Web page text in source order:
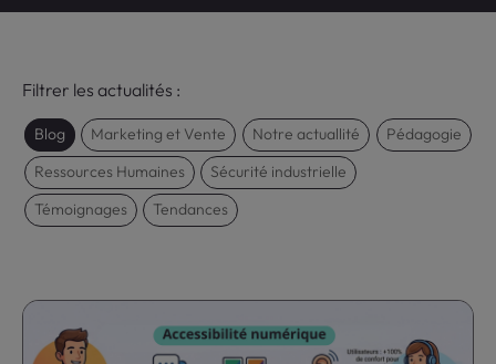
Filtrer les actualités :
Blog Marketing et Vente Notre actuallité
Pédagogie
Ressources Humaines
Sécurité industrielle
Témoignages
Tendances